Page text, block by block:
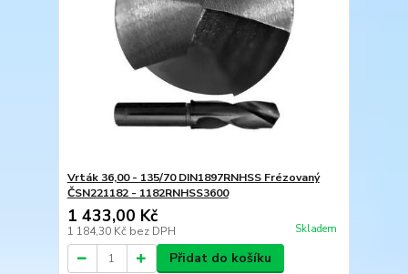
Vrták 36,00 - 135/70 DIN1897RNHSS Frézovaný
ČSN221182 - 1182RNHSS3600
1 433,00 Kč
1 184,30 Kč bez DPH Skladem
Přidat do košíku